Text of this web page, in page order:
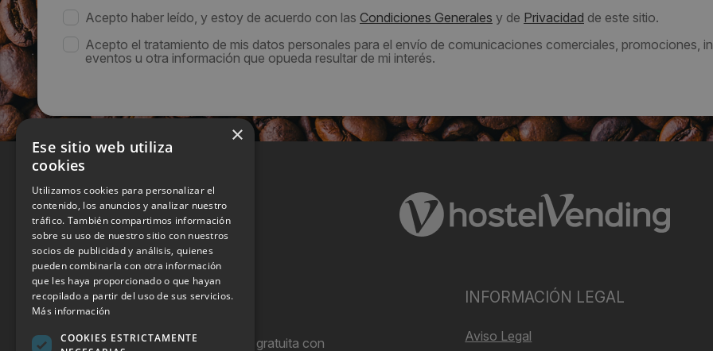
Acepto haber leído, y estoy de acuerdo con las Condiciones Generales y de Privacidad de este sitio.
Acepto el tratamiento de mis datos personales para el envío de comunicaciones comerciales, promociones,
eventos u otra información que opueda resultar de mi interés.
Hostel Vending es una publicación gratuita con
INFORMACIÓN LEGAL
Aviso Legal
×
Ese sitio web utiliza
cookies
Utilizamos cookies para personalizar el
contenido, los anuncios y analizar nuestro
tráfico. También compartimos información
sobre su uso de nuestro sitio con nuestros
socios de publicidad y análisis, quienes
pueden combinarla con otra información
que les haya proporcionado o que hayan
recopilado a partir del uso de sus servicios.
Más información
COOKIES ESTRICTAMENTE